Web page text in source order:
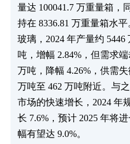
量达 100041.7 万重量箱，
持在 8336.81 万重量箱水
玻璃，2024 年产量约 5446
吨，增幅 2.84%，但需求
万吨，降幅 4.26%，供需
万吨至 462 万吨附近。与
市场的快速增长，2024 年
长 7.6%，预计 2025 年将
幅有望达 9.0%。